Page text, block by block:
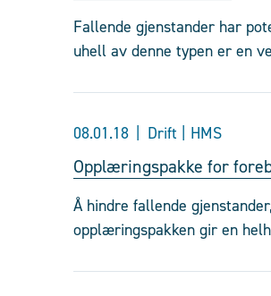
Fallende gjenstander har
uhell av denne typen er en
08.01.18 Drift | HMS
Opplæringspakke for
Å hindre fallende
opplæringspakken gir en